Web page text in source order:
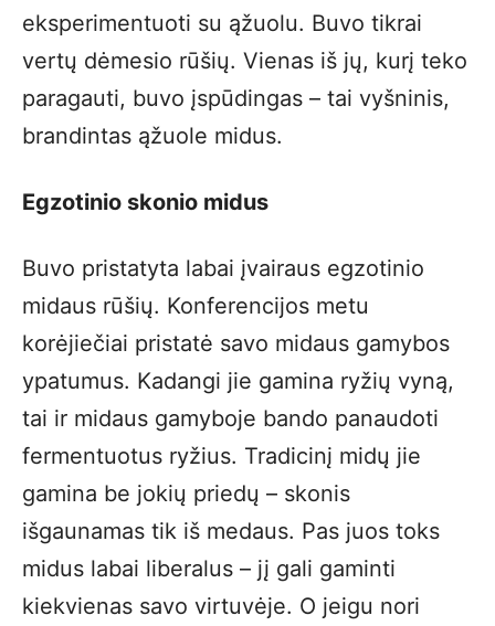
eksperimentuoti su ąžuolu. Buvo tikrai
vertų dėmesio rūšių. Vienas iš jų, kurį teko
paragauti, buvo įspūdingas – tai vyšninis,
brandintas ąžuole midus.
Egzotinio skonio midus
Buvo pristatyta labai įvairaus egzotinio
midaus rūšių. Konferencijos metu
korėjiečiai pristatė savo midaus gamybos
ypatumus. Kadangi jie gamina ryžių vyną,
tai ir midaus gamyboje bando panaudoti
fermentuotus ryžius. Tradicinį midų jie
gamina be jokių priedų – skonis
išgaunamas tik iš medaus. Pas juos toks
midus labai liberalus – jį gali gaminti
kiekvienas savo virtuvėje. O jeigu nori